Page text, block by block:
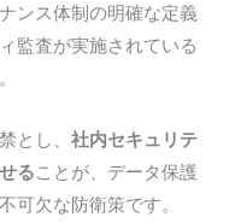
ンス体制の明確な定義
監査が実施されている
とし、社内セキュリテ
ることが、データ保護
可欠な防衛策です。